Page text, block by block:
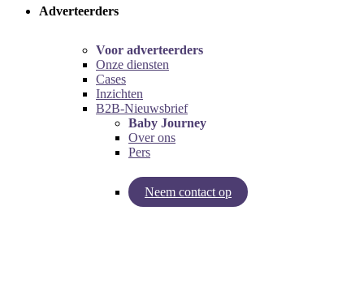
Adverteerders
Voor adverteerders
Onze diensten
Cases
Inzichten
B2B-Nieuwsbrief
Baby Journey
Over ons
Pers
Neem contact op
Inzichten van Baby Journey